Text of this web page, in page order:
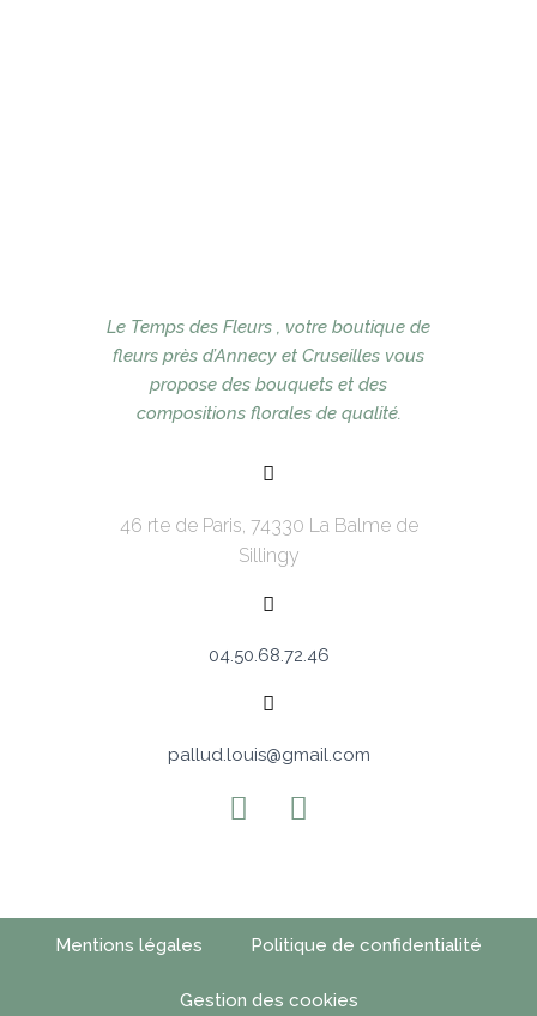
Le Temps des Fleurs , votre boutique de
fleurs près d’Annecy et Cruseilles vous
propose des bouquets et des
compositions florales de qualité.
46 rte de Paris, 74330 La Balme de
Sillingy
04.50.68.72.46
pallud.louis@gmail.com
Mentions légales Politique de confidentialité
Gestion des cookies